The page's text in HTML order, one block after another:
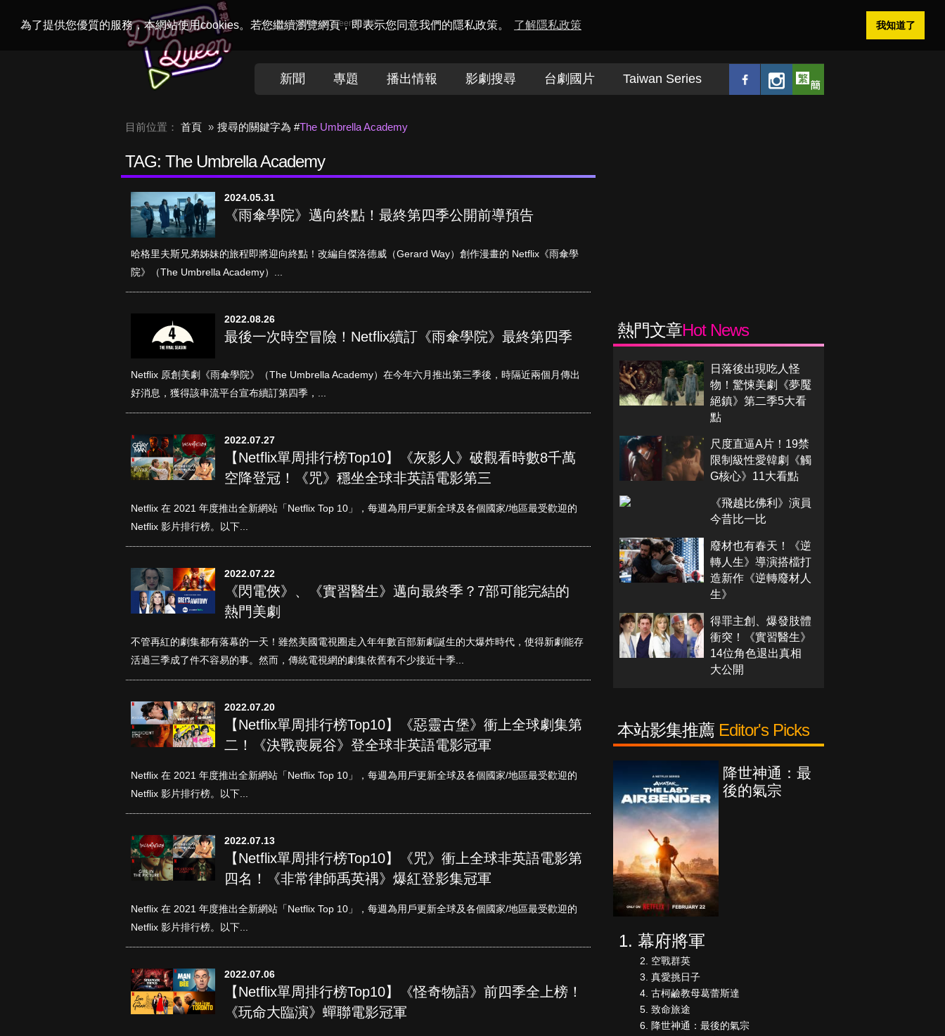
為了提供您優質的服務，本網站使用cookies。若您繼續瀏覽網頁，即表示您同意我們的隱私政策。 了解隱私政策 我知道了
Welcome toDramaQueen電視迷
新聞 專題 播出情報 影劇搜尋 台劇國片 Taiwan Series
目前位置： 首頁 搜尋的關鍵字為 #The Umbrella Academy
TAG: The Umbrella Academy
2024.05.31
《雨傘學院》邁向終點！最終第四季公開前導預告
哈格里夫斯兄弟姊妹的旅程即將迎向終點！改編自傑洛德威（Gerard Way）創作漫畫的 Netflix《雨傘學
院》（The Umbrella Academy）...
2022.08.26
最後一次時空冒險！Netflix續訂《雨傘學院》最終第四季
Netflix 原創美劇《雨傘學院》（The Umbrella Academy）在今年六月推出第三季後，時隔近兩個月傳出
好消息，獲得該串流平台宣布續訂第四季，...
2022.07.27
【Netflix單周排行榜Top10】《灰影人》破觀看時數8千萬
空降登冠！《咒》穩坐全球非英語電影第三
Netflix 在 2021 年度推出全新網站「Netflix Top 10」，每週為用戶更新全球及各個國家/地區最受歡迎的
Netflix 影片排行榜。以下...
2022.07.22
《閃電俠》、《實習醫生》邁向最終季？7部可能完結的
熱門美劇
不管再紅的劇集都有落幕的一天！雖然美國電視圈走入年年數百部新劇誕生的大爆炸時代，使得新劇能存
活過三季成了件不容易的事。然而，傳統電視網的劇集依舊有不少接近十季...
2022.07.20
【Netflix單周排行榜Top10】《惡靈古堡》衝上全球劇集第
二！《決戰喪屍谷》登全球非英語電影冠軍
Netflix 在 2021 年度推出全新網站「Netflix Top 10」，每週為用戶更新全球及各個國家/地區最受歡迎的
Netflix 影片排行榜。以下...
2022.07.13
【Netflix單周排行榜Top10】《咒》衝上全球非英語電影第
四名！《非常律師禹英禑》爆紅登影集冠軍
Netflix 在 2021 年度推出全新網站「Netflix Top 10」，每週為用戶更新全球及各個國家/地區最受歡迎的
Netflix 影片排行榜。以下...
2022.07.06
【Netflix單周排行榜Top10】《怪奇物語》前四季全上榜！
《玩命大臨演》蟬聯電影冠軍
熱門文章Hot News
日落後出現吃人怪
物！驚悚美劇《夢魘
絕鎮》第二季5大看
點
尺度直逼A片！19禁
限制級性愛韓劇《觸
G核心》11大看點
《飛越比佛利》演員
今昔比一比
廢材也有春天！《逆
轉人生》導演搭檔打
造新作《逆轉廢材人
生》
得罪主創、爆發肢體
衝突！《實習醫生》
14位角色退出真相
大公開
本站影集推薦 Editor's Picks
真愛挑日子
古柯鹼教母葛
致命旅途
降世神通：最
後的氣宗
幕府將軍
空戰群英
真愛挑日子
古柯鹼教母葛蕾斯達
致命旅途
降世神通：最後的氣宗